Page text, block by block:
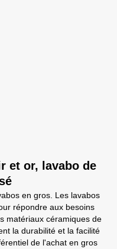
et or, lavabo de
en gros. Les lavabos
répondre aux besoins
matériaux céramiques de
la durabilité et la facilité
de l'achat en gros